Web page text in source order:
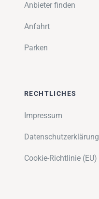
Anbieter finden
Anfahrt
Parken
RECHTLICHES
Impressum
Datenschutzerklärung
Cookie-Richtlinie (EU)